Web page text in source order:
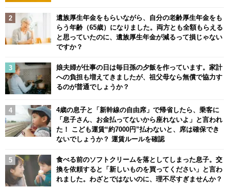
遺族厚生年金をもらいながら、自分の老齢厚生年金をも
らう年齢（65歳）になりました。両方とも全額もらえる
と思っていたのに、遺族厚生年金が減るって損じゃない
ですか？
娘夫婦が仕事の日は毎日孫の夕飯を作っています。家計
への負担も増えてきましたが、祖父母なら無償で協力す
るのが普通でしょうか？
4歳の息子と「新幹線の自由席」で帰省したら、乗客に
「息子さん、お金払ってないから座れないよ」と言われ
た！ こども運賃“約7000円”払わないと、席は確保でき
ないでしょうか？ 運賃ルールを確認
食べる前のソフトクリームを落としてしまった息子。交
換を依頼すると「新しいものを買ってください」と言わ
れました。わざとではないのに、理不尽すぎませんか？